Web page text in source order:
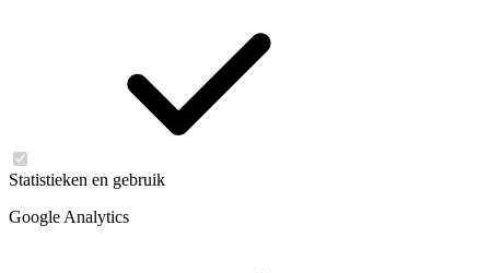
Statistieken en gebruik
Google Analytics